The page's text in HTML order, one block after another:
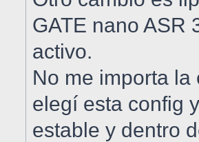
GATE nano ASR
activo.
No me importa
elegí esta config
estable y dentro